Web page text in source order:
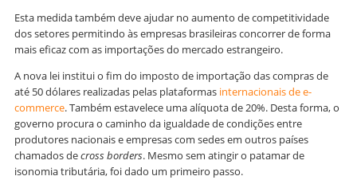
Esta medida também deve ajudar no aumento de competitividade
dos setores permitindo às empresas brasileiras concorrer de forma
mais eficaz com as importações do mercado estrangeiro.
A nova lei institui o fim do imposto de importação das compras de
até 50 dólares realizadas pelas plataformas internacionais de e-
commerce. Também estavelece uma alíquota de 20%. Desta forma, o
governo procura o caminho da igualdade de condições entre
produtores nacionais e empresas com sedes em outros países
chamados decross borders. Mesmo sem atingir o patamar de
isonomia tributária, foi dado um primeiro passo.